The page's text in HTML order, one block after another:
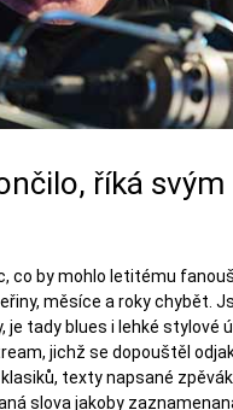
říká
co by mohlo letitému
měsíce a roky chybět.
je tady blues i lehké stylové
jichž se dopouštěl
texty napsané
slova jakoby